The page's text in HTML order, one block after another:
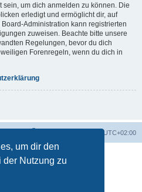
um dir den
der Nutzung zu
sein, um dich anmelden zu können. Die
erledigt und ermöglicht dir, auf
Administration kann registrierten
zuweisen. Beachte bitte unsere
Regelungen, bevor du dich
Forenregeln, wenn du dich in
UTC+02:00